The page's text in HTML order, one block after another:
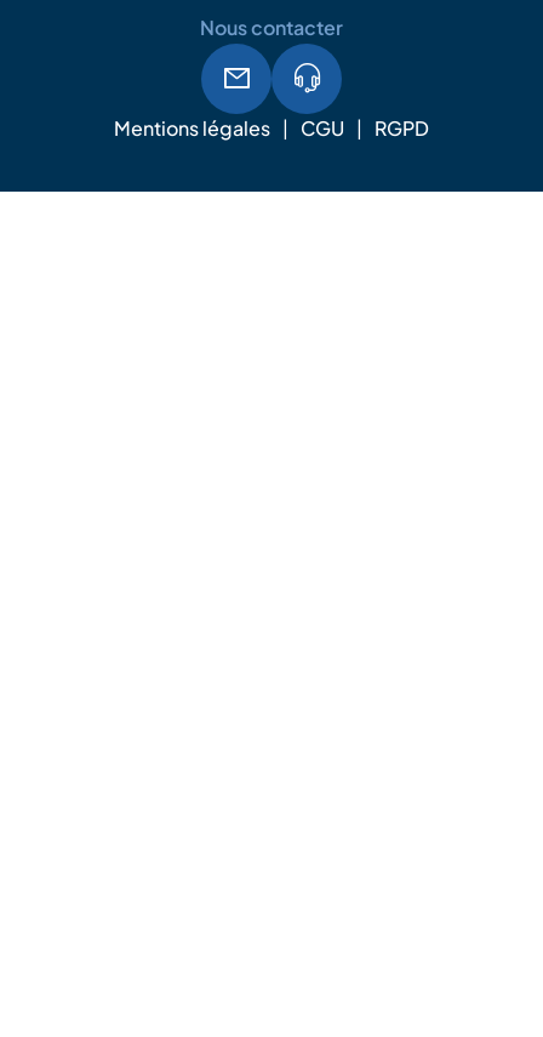
Mentions légales CGU RGPD
Nous contacter